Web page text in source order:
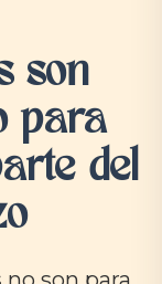
son
para
del